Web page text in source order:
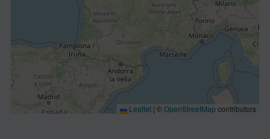
Leaflet | ©OpenStreetMap contributors